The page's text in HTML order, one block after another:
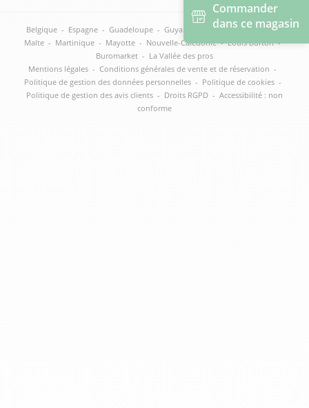
Commander
dans ce magasin
Belgique - Espagne - Guadeloupe - Guyane Italie - La Réunion -
Malte - Martinique - Mayotte - Nouvelle-Calédonie - Louis Burton -
Buromarket - La Vallée des pros
Mentions légales - Conditions générales de vente et de réservation -
Politique de gestion des données personnelles - Politique de cookies -
Politique de gestion des avis clients - Droits RGPD - Accessibilité : non
conforme